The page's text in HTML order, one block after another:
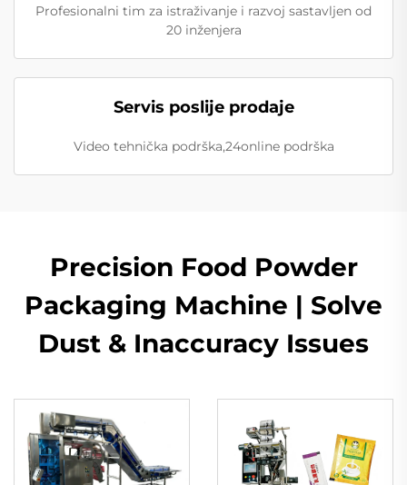
Profesionalni tim za istraživanje i razvoj sastavljen od
20 inženjera
Servis poslije prodaje
Video tehnička podrška,24online podrška
Precision Food Powder
Packaging Machine | Solve
Dust & Inaccuracy Issues